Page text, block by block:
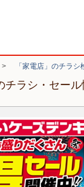
「家電店」のチラシ
チラシ・セー